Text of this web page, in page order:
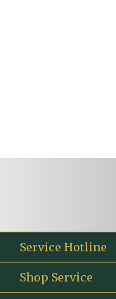
Service Hotline
Shop Service